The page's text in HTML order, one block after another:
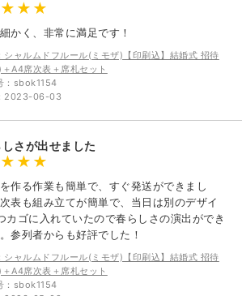
かく、非常に満足です！
シャルムドフルール(ミモザ)【印刷込】結婚式 招待
A4席次表＋席札セット
：sbok1154
2023-06-03
さが出せました
作る作業も簡単で、すぐ発送ができまし
表も組み立てが簡単で、当日は別のデザイ
カゴに入れていたので春らしさの演出ができ
参列者からも好評でした！
シャルムドフルール(ミモザ)【印刷込】結婚式 招待
A4席次表＋席札セット
：sbok1154